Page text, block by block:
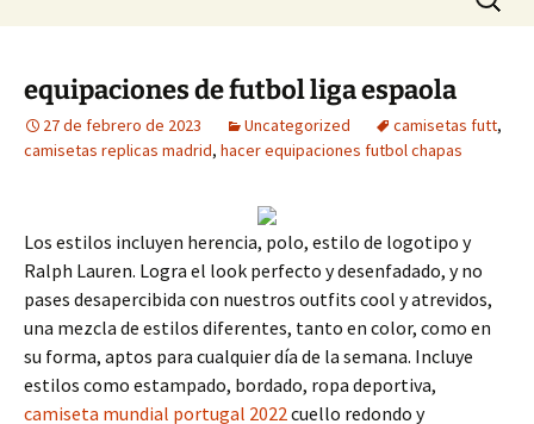
equipaciones de futbol liga espaola
27 de febrero de 2023 Uncategorized camisetas futt,
camisetas replicas madrid, hacer equipaciones futbol chapas
Los estilos incluyen herencia, polo, estilo de logotipo y
Ralph Lauren. Logra el look perfecto y desenfadado, y no
pases desapercibida con nuestros outfits cool y atrevidos,
una mezcla de estilos diferentes, tanto en color, como en
su forma, aptos para cualquier día de la semana. Incluye
estilos como estampado, bordado, ropa deportiva,
camiseta mundial portugal 2022cuello redondo y